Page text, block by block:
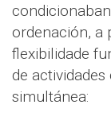
ordenación, a
flexibilidade
de
simultánea: